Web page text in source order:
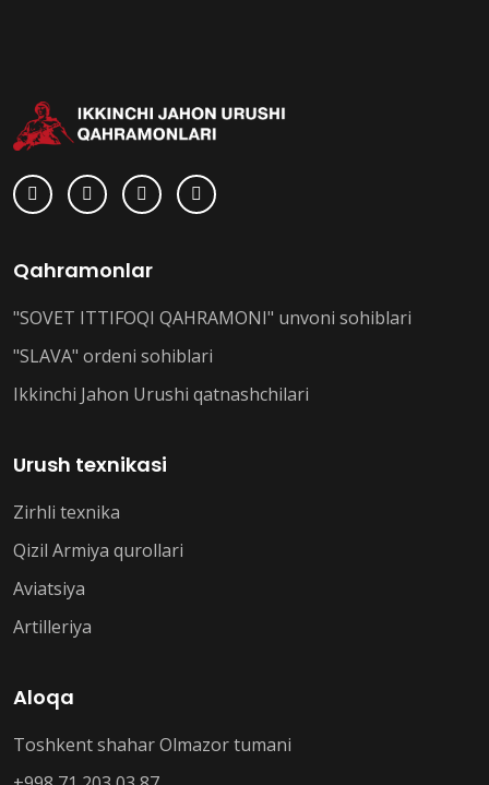
Qahramonlar
"SOVET ITTIFOQI QAHRAMONI" unvoni sohiblari
"SLAVA" ordeni sohiblari
Ikkinchi Jahon Urushi qatnashchilari
Urush texnikasi
Zirhli texnika
Qizil Armiya qurollari
Aviatsiya
Artilleriya
Aloqa
Toshkent shahar Olmazor tumani